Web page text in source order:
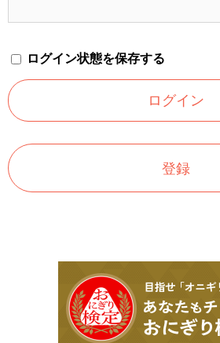
ログイン状態を保存する
登録